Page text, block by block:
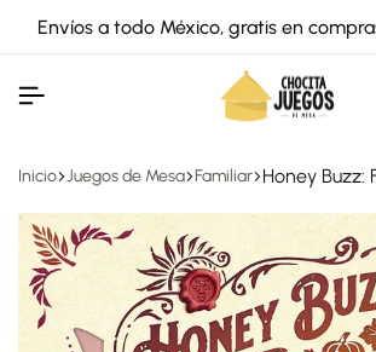
Envíos a todo México, gratis en
Inicio Juegos de Mesa Familiar Honey Buzz: